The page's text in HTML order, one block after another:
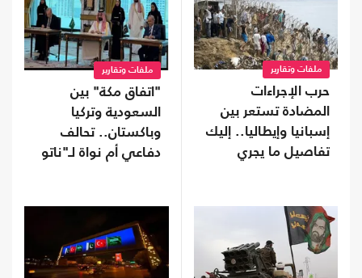
ملفات وتقارير
حرب الإجراءات
المضادة تستعر بين
إسبانيا وإيطاليا.. إليك
تفاصيل ما يجري
ملفات وتقارير
"اتفاق مكة" بين
السعودية وتركيا
وباكستان.. تحالف
دفاعي أم نواة لـ"ناتو